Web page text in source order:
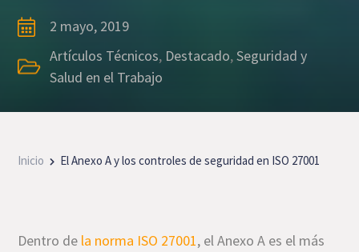
2 mayo, 2019
Artículos Técnicos, Destacado,Seguridad y
Salud en el Trabajo
Inicio El Anexo A y los controles de seguridad en ISO 27001
Dentro de la norma ISO 27001, el Anexo A es el más